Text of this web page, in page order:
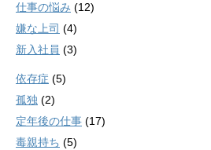
仕事の悩み (12)
嫌な上司 (4)
新入社員 (3)
依存症 (5)
孤独 (2)
定年後の仕事 (17)
毒親持ち (5)